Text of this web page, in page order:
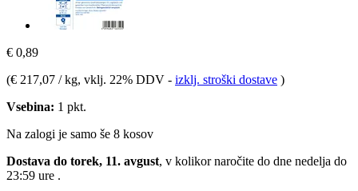
€ 0,89
(€ 217,07 / kg, vklj. 22% DDV - izklj. stroški dostave )
Vsebina: 1 pkt.
Na zalogi je samo še 8 kosov
Dostava do torek, 11. avgust, v kolikor naročite do dne nedelja do
23:59 ure .